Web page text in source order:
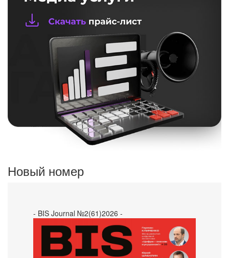
Новый номер
- BIS Journal №2(61)2026 -